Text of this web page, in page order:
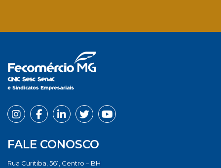
FALE CONOSCO
Rua Curitiba, 561, Centro – BH